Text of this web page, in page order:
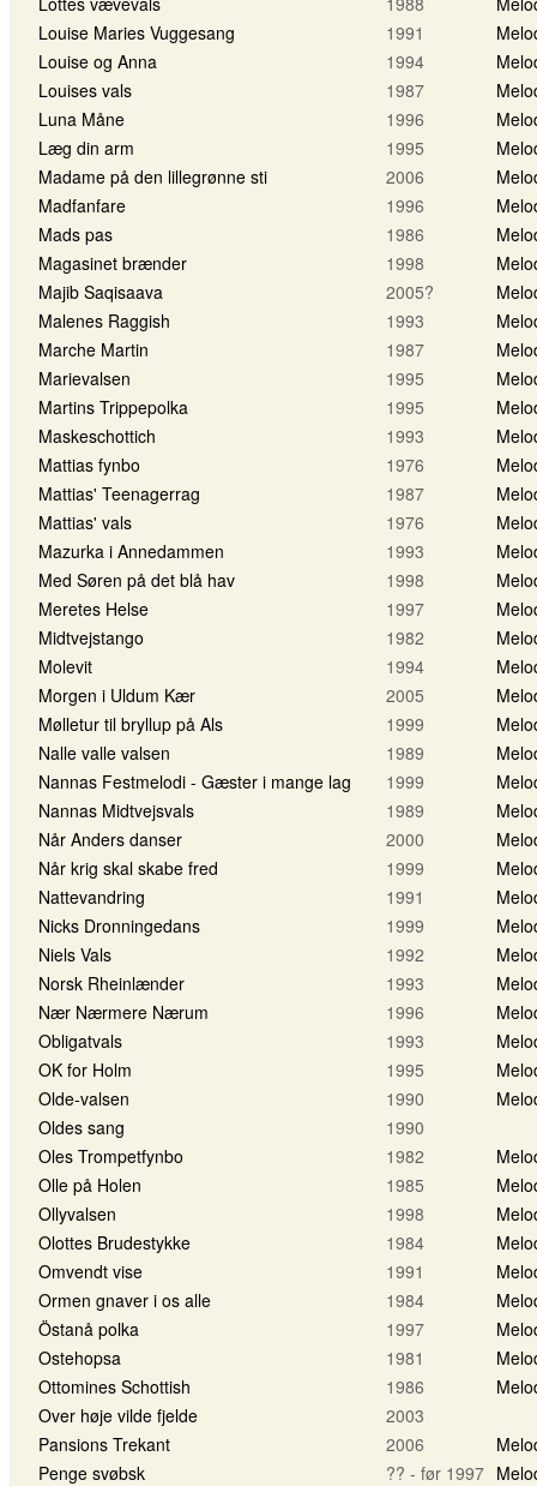
Louise Maries Vuggesang
1991
Louise og Anna
1994
Louises vals
1987
Luna Måne
1996
Læg din arm
1995
Madame på den lillegrønne sti
2006
Madfanfare
1996
Mads pas
1986
Magasinet brænder
1998
Majib Saqisaava
2005?
Malenes Raggish
1993
Marche Martin
1987
Marievalsen
1995
Martins Trippepolka
1995
Maskeschottich
1993
Mattias fynbo
1976
Mattias' Teenagerrag
1987
Mattias' vals
1976
Mazurka i Annedammen
1993
Med Søren på det blå hav
1998
Meretes Helse
1997
Midtvejstango
1982
Molevit
1994
Morgen i Uldum Kær
2005
Mølletur til bryllup på Als
1999
Nalle valle valsen
1989
Nannas Festmelodi - Gæster i mange lag
1999
Nannas Midtvejsvals
1989
Når Anders danser
2000
Når krig skal skabe fred
1999
Nattevandring
1991
Nicks Dronningedans
1999
Niels Vals
1992
Norsk Rheinlænder
1993
Nær Nærmere Nærum
1996
Obligatvals
1993
OK for Holm
1995
Olde-valsen
1990
Oldes sang
1990
Oles Trompetfynbo
1982
Olle på Holen
1985
Ollyvalsen
1998
Olottes Brudestykke
1984
Omvendt vise
1991
Ormen gnaver i os alle
1984
Östanå polka
1997
Ostehopsa
1981
Ottomines Schottish
1986
Over høje vilde fjelde
2003
Pansions Trekant
2006
Penge svøbsk
?? - før 1997